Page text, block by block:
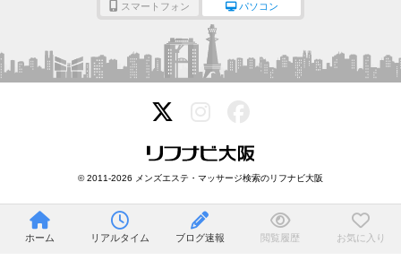
スマートフォン パソコン
© 2011-2026 メンズエステ・マッサージ検索のリフナビ大阪
ホーム リアルタイム ブログ速報 閲覧履歴 お気に入り